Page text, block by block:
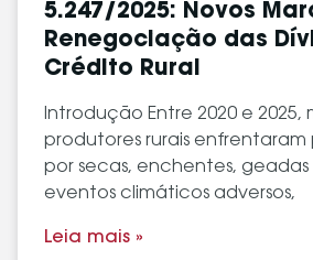
5.247/2025: Novos
Renegociação das
Crédito Rural
Introdução Entre 2020 e 2025,
produtores rurais enfrentaram
por secas, enchentes, geadas
eventos climáticos adversos,
Leia mais »